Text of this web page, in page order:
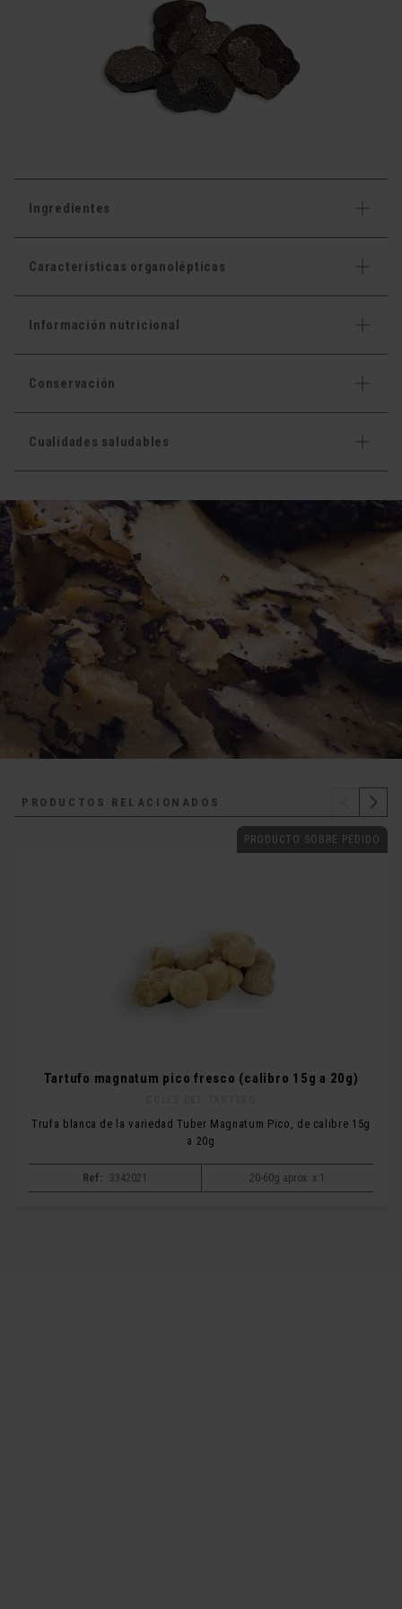
Ingredientes
Características organolépticas
Información nutricional
Conservación
Cualidades saludables
PRODUCTOS RELACIONADOS
PRODUCTO SOBRE PEDIDO
Tartufo magnatum pico fresco (calibro 15g a 20g)
Trufa blanca de la variedad Tuber Magnatum Pico, de calibre 15g
a 20g
Ref: 3342021 20-60g aprox. x 1